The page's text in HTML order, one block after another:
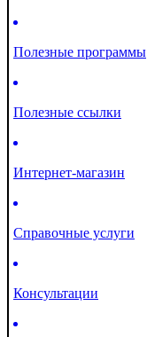
Полезные программы
Полезные ссылки
Интернет-магазин
Справочные услуги
Консультации